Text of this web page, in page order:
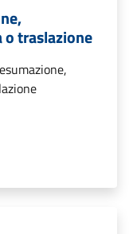
traslazione